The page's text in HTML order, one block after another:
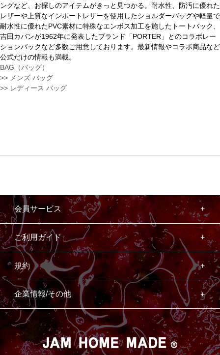
ングなど、お探しのアイテムがきっと見つかる。耐水性、防汚に優れた
レザーや上質なインポートレザーを使用したショルダーバッグや軽量で
耐水性に優れたPVC素材に特殊なエンボス加工を施したトートバック、
吉田カバンが1962年に発表したブランド「PORTER」とのコラボレー
ションバックなど多数ご用意しております。最新情報やコラボ商品など
公式だけの情報も満載。
BAG（バッグ）
>> メンズ バッグ
>> レディース バッグ
会員サービス
ご利用ガイド
規約
企業情報/その他